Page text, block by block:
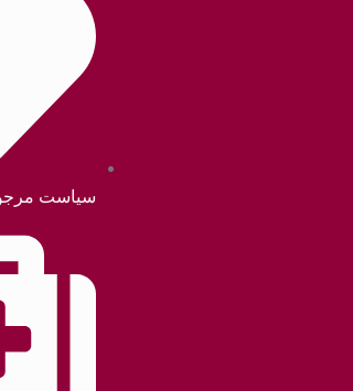
سیاست